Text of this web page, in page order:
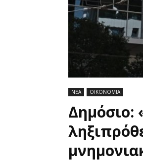
ΝΕΑ ΟΙΚΟΝΟΜΙΑ
Δημόσιο: